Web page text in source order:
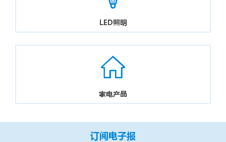
LED照明
家电产品
订阅电子报